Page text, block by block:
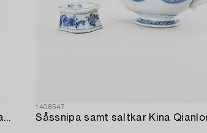
Vas troligen Danmark 1900-talets andra hälft.
1408547